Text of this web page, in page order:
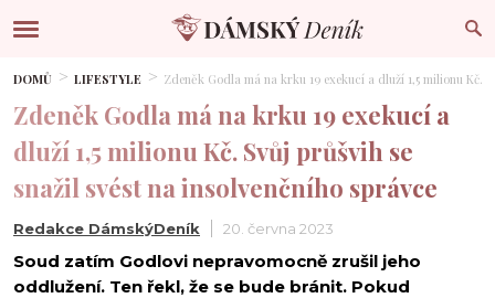
DOMŮ LIFESTYLE Zdeněk Godla má na krku 19 exekucí a dluží 1,5 milionu Kč.
Zdeněk Godla má na krku 19 exekucí a
dluží 1,5 milionu Kč. Svůj průšvih se
snažil svést na insolvenčního správce
Redakce DámskýDeník 20. června 2023
Soud zatím Godlovi nepravomocně zrušil jeho
oddlužení. Ten řekl, že se bude bránit. Pokud